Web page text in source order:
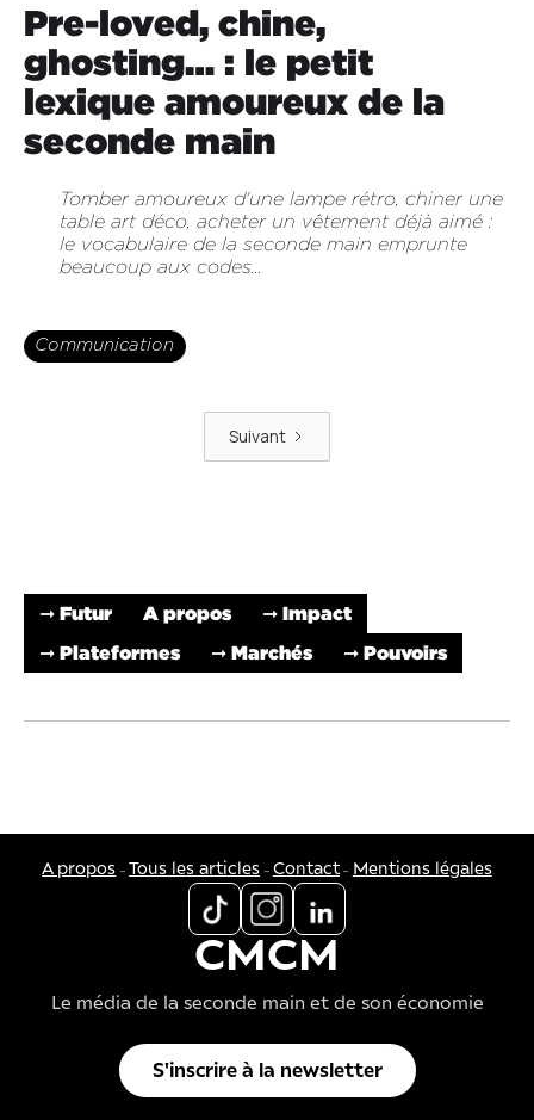
Pre-loved, chine,
ghosting… : le petit
lexique amoureux de la
seconde main
Tomber amoureux d'une lampe rétro, chiner une
table art déco, acheter un vêtement déjà aimé :
le vocabulaire de la seconde main emprunte
beaucoup aux codes...
Communication
Suivant
➞ Futur A propos
➞ Impact
➞ Plateformes
➞ Marchés ➞ Pouvoirs
A propos - Tous les articles - Contact - Mentions légales
CMCM
Le média de la seconde main et de son économie
S'inscrire à la newsletter